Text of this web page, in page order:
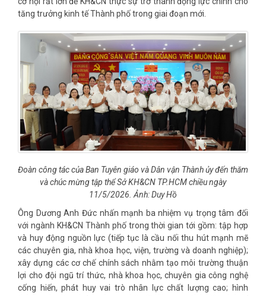
tăng trưởng kinh tế Thành phố trong giai đoạn mới.
Đoàn công tác của Ban Tuyên giáo và Dân vận Thành ủy đến thăm
và chúc mừng tập thể Sở KH&CN TP.HCM chiều ngày
11/5/2026. Ảnh: Duy Hồ
Ông Dương Anh Đức nhấn mạnh ba nhiệm vụ trọng tâm đối
với ngành KH&CN Thành phố trong thời gian tới gồm: tập hợp
và huy động nguồn lực (tiếp tục là cầu nối thu hút mạnh mẽ
các chuyên gia, nhà khoa học, viện, trường và doanh nghiệp);
xây dựng các cơ chế chính sách nhằm tạo môi trường thuận
lợi cho đội ngũ trí thức, nhà khoa học, chuyên gia công nghệ
cống hiến, phát huy vai trò nhân lực chất lượng cao; hình